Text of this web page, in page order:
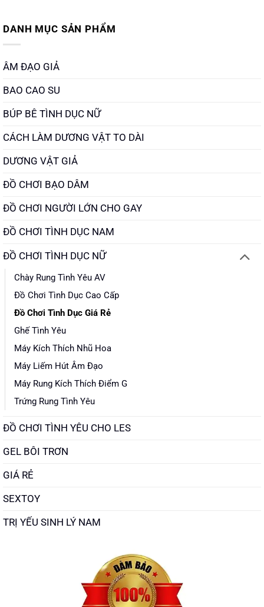
DANH MỤC SẢN PHẨM
ÂM ĐẠO GIẢ
BAO CAO SU
BÚP BÊ TÌNH DỤC NỮ
CÁCH LÀM DƯƠNG VẬT TO DÀI
DƯƠNG VẬT GIẢ
ĐỒ CHƠI BẠO DÂM
ĐỒ CHƠI NGƯỜI LỚN CHO GAY
ĐỒ CHƠI TÌNH DỤC NAM
ĐỒ CHƠI TÌNH DỤC NỮ
Chày Rung Tình Yêu AV
Đồ Chơi Tình Dục Cao Cấp
Đồ Chơi Tình Dục Giá Rẻ
Ghế Tình Yêu
Máy Kích Thích Nhũ Hoa
Máy Liếm Hút Âm Đạo
Máy Rung Kích Thích Điểm G
Trứng Rung Tình Yêu
ĐỒ CHƠI TÌNH YÊU CHO LES
GEL BÔI TRƠN
GIÁ RẺ
SEXTOY
TRỊ YẾU SINH LÝ NAM